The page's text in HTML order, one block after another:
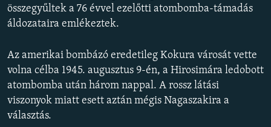
TÁRSADALOM
A PÉNZ NYOMÁBAN
EURÓPAI UNIÓ
VILÁG
összegyűltek a 76 évvel ezelőtti atombomba-támadás
áldozataira emlékeztek.
Az amerikai bombázó eredetileg Kokura városát vette
volna célba 1945. augusztus 9-én, a Hirosimára ledobott
atombomba után három nappal. A rossz látási
viszonyok miatt esett aztán mégis Nagaszakira a
választás.